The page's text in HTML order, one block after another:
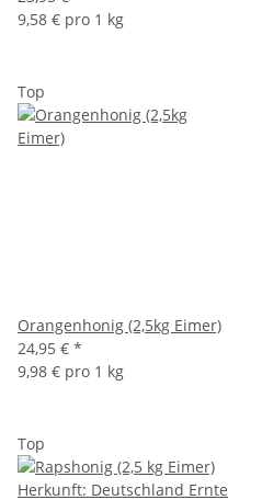
9,58 € pro 1 kg
Top
Orangenhonig (2,5kg Eimer)
24,95 € *
9,98 € pro 1 kg
Top